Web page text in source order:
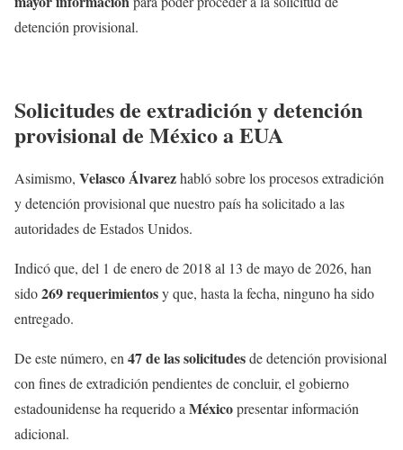
detención provisional.
Solicitudes de extradición y detención
provisional de México a EUA
Asimismo, Velasco Álvarezhabló sobre los procesos extradición
y detención provisional que nuestro país ha solicitado a las
autoridades de Estados Unidos.
Indicó que, del 1 de enero de 2018 al 13 de mayo de 2026, han
sido269 requerimientosy que, hasta la fecha, ninguno ha sido
entregado.
De este número, en 47 de las solicitudesde detención provisional
con fines de extradición pendientes de concluir, el gobierno
estadounidense ha requerido a Méxicopresentar información
adicional.